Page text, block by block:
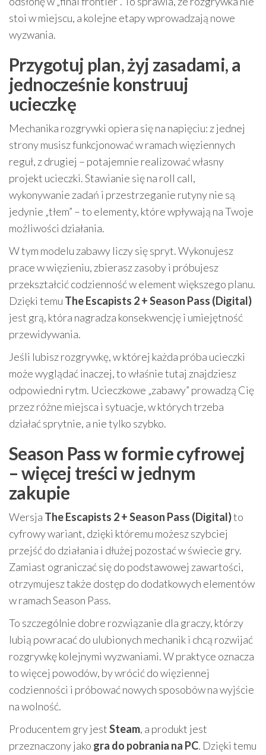
stoi w miejscu, a kolejne etapy wprowadzają nowe
wyzwania.
Przygotuj plan, żyj zasadami, a
jednocześnie konstruuj
ucieczkę
Mechanika rozgrywki opiera się na napięciu: z jednej
strony musisz funkcjonować w ramach więziennych
reguł, z drugiej – potajemnie realizować własny
projekt ucieczki. Stawianie się na roll call,
wykonywanie zadań i przestrzeganie rutyny nie są
jedynie „tłem” – to elementy, które wpływają na Twoje
możliwości działania.
W tym modelu zabawy liczy się spryt. Wykonujesz
prace w więzieniu, zbierasz zasoby i próbujesz
przekształcić codzienność w element większego planu.
Dzięki temu The Escapists 2 + Season Pass (Digital)
jest grą, która nagradza konsekwencję i umiejętność
przewidywania.
Jeśli lubisz rozgrywkę, w której każda próba ucieczki
może wyglądać inaczej, to właśnie tutaj znajdziesz
odpowiedni rytm. Ucieczkowe „zabawy” prowadzą Cię
przez różne miejsca i sytuacje, w których trzeba
działać sprytnie, a nie tylko szybko.
Season Pass w formie cyfrowej
– więcej treści w jednym
zakupie
Wersja The Escapists 2 + Season Pass (Digital)to
cyfrowy wariant, dzięki któremu możesz szybciej
przejść do działania i dłużej pozostać w świecie gry.
Zamiast ograniczać się do podstawowej zawartości,
otrzymujesz także dostęp do dodatkowych elementów
w ramach Season Pass.
To szczególnie dobre rozwiązanie dla graczy, którzy
lubią powracać do ulubionych mechanik i chcą rozwijać
rozgrywkę kolejnymi wyzwaniami. W praktyce oznacza
to więcej powodów, by wrócić do więziennej
codzienności i próbować nowych sposobów na wyjście
na wolność.
Producentem gry jestSteam, a produkt jest
przeznaczony jako gra do pobrania na PC. Dzięki temu